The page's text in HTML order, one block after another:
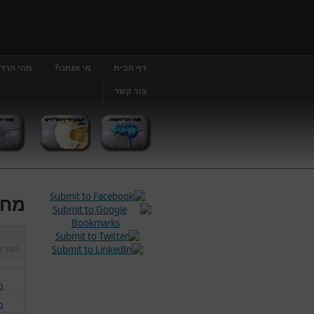
דף הבית מי אנחנו? מהי
צור קשר
נוצר